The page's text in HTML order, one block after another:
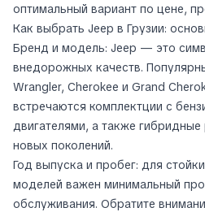
оптимальный вариант по цене,
Как выбрать Jeep в Грузии:
Бренд и модель: Jeep — это
внедорожных качеств.
Wrangler, Cherokee и Grand
встречаются комплектции с
двигателями, а также
новых поколений.
Год выпуска и пробег: для
моделей важен минимальный
обслуживания. Обратите